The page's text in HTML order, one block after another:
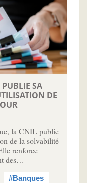
SA
DE
la CNIL publie
de la solvabilité
renforce
des…
#Banques